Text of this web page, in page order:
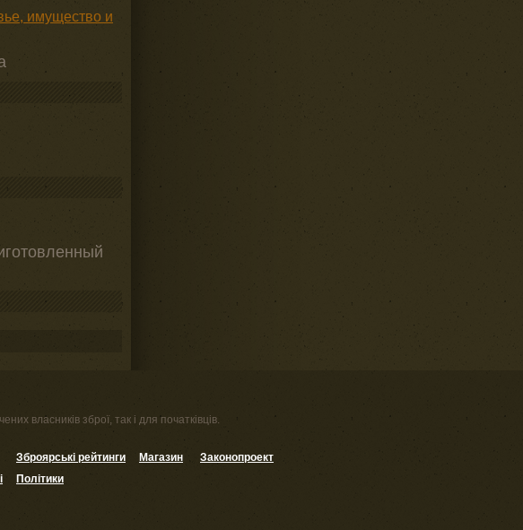
имущество и
власників зброї, так і для початківців.
Зброярські рейтинги
Політики
Магазин Законопроект